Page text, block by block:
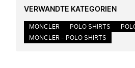
VERWANDTE KATEGORIEN
MONCLER POLO SHIRTS
MONCLER - POLO SHIRTS